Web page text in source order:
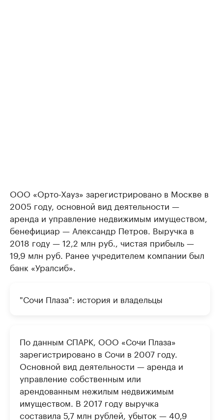
ООО «Орто-Хауз» зарегистрировано в Москве в
2005 году, основной вид деятельности —
аренда и управление недвижимым имуществом,
бенефициар — Александр Петров. Выручка в
2018 году — 12,2 млн руб., чистая прибыль —
19,9 млн руб. Ранее учредителем компании был
банк «Уралсиб».
"Сочи Плаза": история и владельцы
По данным СПАРК, ООО «Сочи Плаза»
зарегистрировано в Сочи в 2007 году.
Основной вид деятельности — аренда и
управление собственным или
арендованным нежилым недвижимым
имуществом. В 2017 году выручка
составила 5,7 млн рублей, убыток — 40,9